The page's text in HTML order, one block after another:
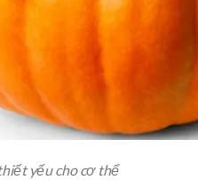
yếu cho cơ thể